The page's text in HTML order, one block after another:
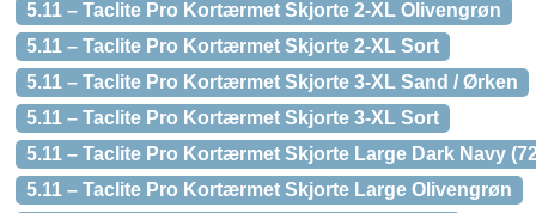
5.11 – Taclite Pro Kortærmet Skjorte 2-XL Olivengrøn
5.11 – Taclite Pro Kortærmet Skjorte 2-XL Sort
5.11 – Taclite Pro Kortærmet Skjorte 3-XL Sand / Ørken
5.11 – Taclite Pro Kortærmet Skjorte 3-XL Sort
5.11 – Taclite Pro Kortærmet Skjorte Large Dark Navy
5.11 – Taclite Pro Kortærmet Skjorte Large Olivengrøn